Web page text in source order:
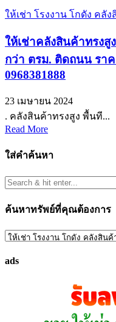
ให้เช่า โรงงาน โกดัง คลัง
ให้เช่าคลังสินค้าทรงสู
กว่า ตรม. ติดถนน รา
0968381888
23 เมษายน 2024
. คลังสินค้าทรงสูง พื้นที...
Read More
ใส่คำค้นหา
ค้นหาทรัพย์ที่คุณต้องการ
ค้นหา
ที่
ads